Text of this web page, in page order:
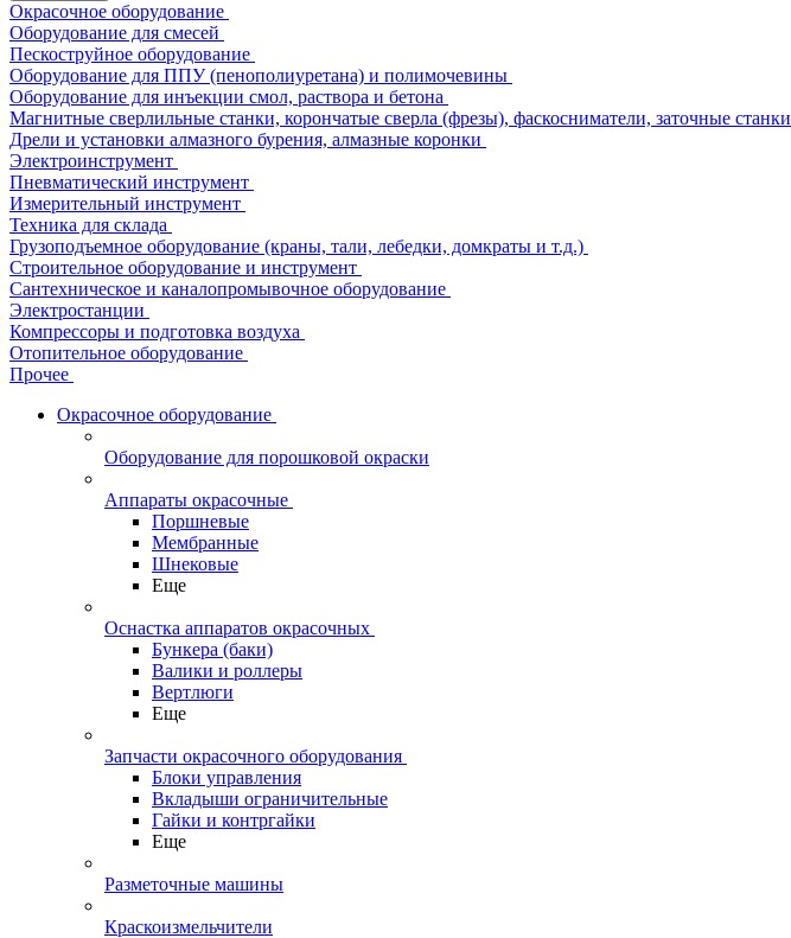
Окрасочное оборудование
Оборудование для смесей
Пескоструйное оборудование
Оборудование для ППУ (пенополиуретана) и полимочевины
Оборудование для инъекции смол, раствора и бетона
Магнитные сверлильные станки, корончатые сверла (фрезы), фаскосниматели, заточные станки
Дрели и установки алмазного бурения, алмазные коронки
Электроинструмент
Пневматический инструмент
Измерительный инструмент
Техника для склада
Грузоподъемное оборудование (краны, тали, лебедки, домкраты и т.д.)
Строительное оборудование и инструмент
Сантехническое и каналопромывочное оборудование
Электростанции
Компрессоры и подготовка воздуха
Отопительное оборудование
Прочее
Окрасочное оборудование
Оборудование для порошковой окраски
Аппараты окрасочные
Поршневые
Мембранные
Шнековые
Еще
Оснастка аппаратов окрасочных
Бункера (баки)
Валики и роллеры
Вертлюги
Еще
Запчасти окрасочного оборудования
Блоки управления
Вкладыши ограничительные
Гайки и контргайки
Еще
Разметочные машины
Краскоизмельчители